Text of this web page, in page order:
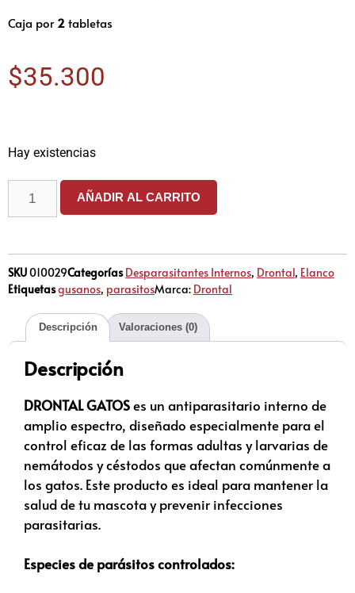
Caja por2tabletas
$35.300
Hay existencias
AÑADIR AL CARRITO
SKU010029Categorías Desparasitantes Internos, Drontal, Elanco
Etiquetasgusanos, parasitosMarca: Drontal
Descripción Valoraciones (0)
Descripción
DRONTAL GATOSes un antiparasitario interno de
amplio espectro, diseñado especialmente para el
control eficaz de las formas adultas y larvarias de
nemátodos y céstodos que afectan comúnmente a
los gatos. Este producto es ideal para mantener la
salud de tu mascota y prevenir infecciones
parasitarias.
Especies de parásitos controlados: